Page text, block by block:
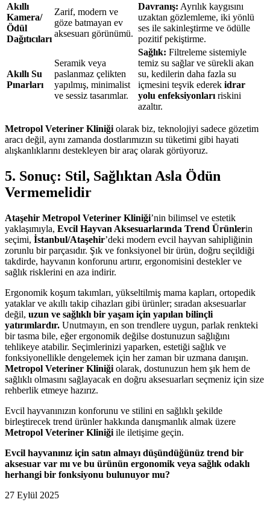
Akıllı
Kamera/
Ödül
Dağıtıcıları
Zarif, modern ve
göze batmayan ev
aksesuarı görünümü.
Davranış: Ayrılık kaygısını
uzaktan gözlemleme, iki yönlü
ses ile sakinleştirme ve ödülle
pozitif pekiştirme.
Akıllı Su
Pınarları
Seramik veya
paslanmaz çelikten
yapılmış, minimalist
ve sessiz tasarımlar.
Sağlık: Filtreleme sistemiyle
temiz su sağlar ve sürekli akan
su, kedilerin daha fazla su
içmesini teşvik ederek idrar
yolu enfeksiyonları riskini
azaltır.
Metropol Veteriner Kliniği olarak biz, teknolojiyi sadece gözetim
aracı değil, aynı zamanda dostlarımızın su tüketimi gibi hayati
alışkanlıklarını destekleyen bir araç olarak görüyoruz.
5. Sonuç: Stil, Sağlıktan Asla Ödün
Vermemelidir
Ataşehir Metropol Veteriner Kliniği’nin bilimsel ve estetik
yaklaşımıyla, Evcil Hayvan Aksesuarlarında Trend Ürünlerin
seçimi, İstanbul/Ataşehir’deki modern evcil hayvan sahipliğinin
zorunlu bir parçasıdır. Şık ve fonksiyonel bir ürün, doğru seçildiği
takdirde, hayvanın konforunu artırır, ergonomisini destekler ve
sağlık risklerini en aza indirir.
Ergonomik koşum takımları, yükseltilmiş mama kapları, ortopedik
yataklar ve akıllı takip cihazları gibi ürünler; sıradan aksesuarlar
değil, uzun ve sağlıklı bir yaşam için yapılan bilinçli
yatırımlardır. Unutmayın, en son trendlere uygun, parlak renkteki
bir tasma bile, eğer ergonomik değilse dostunuzun sağlığını
tehlikeye atabilir. Seçimlerinizi yaparken, estetiği sağlık ve
fonksiyonellikle dengelemek için her zaman bir uzmana danışın.
Metropol Veteriner Kliniği olarak, dostunuzun hem şık hem de
sağlıklı olmasını sağlayacak en doğru aksesuarları seçmeniz için size
rehberlik etmeye hazırız.
Evcil hayvanınızın konforunu ve stilini en sağlıklı şekilde
birleştirecek trend ürünler hakkında danışmanlık almak üzere
Metropol Veteriner Kliniği ile iletişime geçin.
Evcil hayvanınız için satın almayı düşündüğünüz trend bir
aksesuar var mı ve bu ürünün ergonomik veya sağlık odaklı
herhangi bir fonksiyonu bulunuyor mu?
27 Eylül 2025